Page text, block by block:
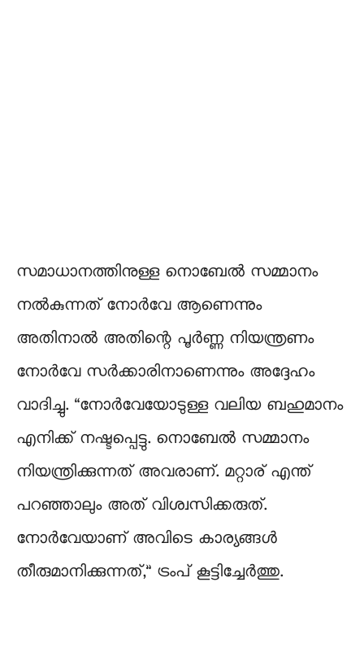
സമാധാനത്തിനുള്ള നൊബേൽ സമ്മാനം
നൽകുന്നത് നോർവേ ആണെന്നും
അതിനാൽ അതിന്റെ പൂർണ്ണ നിയന്ത്രണം
നോർവേ സർക്കാരിനാണെന്നും അദ്ദേഹം
വാദിച്ചു. “നോർവേയോടുള്ള വലിയ ബഹുമാനം
എനിക്ക് നഷ്ടപ്പെട്ടു. നൊബേൽ സമ്മാനം
നിയന്ത്രിക്കുന്നത് അവരാണ്. മറ്റാര് എന്ത്
പറഞ്ഞാലും അത് വിശ്വസിക്കരുത്.
നോർവേയാണ് അവിടെ കാര്യങ്ങൾ
തീരുമാനിക്കുന്നത്,” ട്രംപ് കൂട്ടിച്ചേർത്തു.